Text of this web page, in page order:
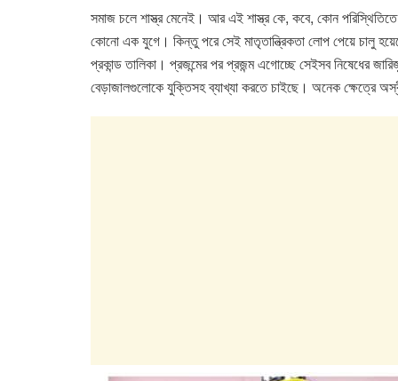
c
e
b
o
tt
er
at
s
A
p
k
e
dI
n
সমাজ চলে শাস্ত্র মেনেই। আর এই শাস্ত্র কে, কবে, কোন
কোনো এক যুগে। কিন্তু পরে সেই মাতৃতান্ত্রিকতা লোপ পেয়ে চালু
প্রকান্ড তালিকা। প্রজন্মের পর প্রজন্ম এগোচ্ছে সেইসব নিষেধের
বেড়াজালগুলোকে যুক্তিসহ ব্যাখ্যা করতে চাইছে। অনেক ক্ষেত্রে